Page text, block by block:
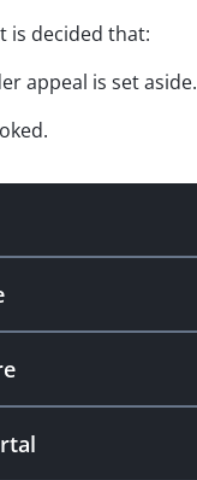
is decided that:
appeal is set aside.